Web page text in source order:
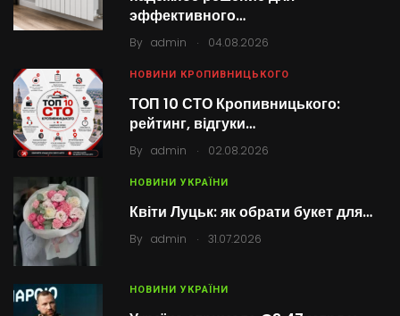
эффективного…
By admin . 04.08.2026
НОВИНИ КРОПИВНИЦЬКОГО
ТОП 10 СТО Кропивницького:
рейтинг, відгуки…
By admin . 02.08.2026
НОВИНИ УКРАЇНИ
Квіти Луцьк: як обрати букет для…
By admin . 31.07.2026
НОВИНИ УКРАЇНИ